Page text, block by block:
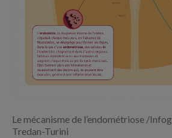
Le mécanisme de l’endométriose /
Tredan-Turini